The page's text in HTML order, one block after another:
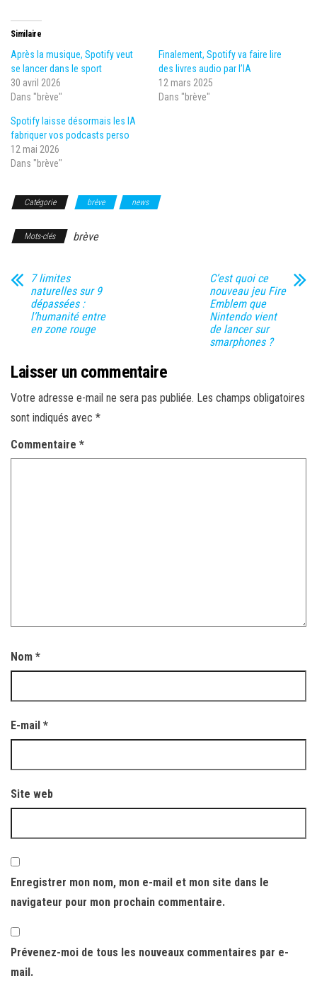
Similaire
Après la musique, Spotify veut
se lancer dans le sport
30 avril 2026
Dans "brève"
Finalement, Spotify va faire lire
des livres audio par l’IA
12 mars 2025
Dans "brève"
Spotify laisse désormais les IA
fabriquer vos podcasts perso
12 mai 2026
Dans "brève"
Catégorie brève news
Mots-clés brève
7 limites
naturelles sur 9
dépassées :
l’humanité entre
en zone rouge
C’est quoi ce
nouveau jeu Fire
Emblem que
Nintendo vient
de lancer sur
smarphones ?
Laisser un commentaire
Votre adresse e-mail ne sera pas publiée. Les champs obligatoires
sont indiqués avec *
Commentaire *
Nom *
E-mail *
Site web
Enregistrer mon nom, mon e-mail et mon site dans le
navigateur pour mon prochain commentaire.
Prévenez-moi de tous les nouveaux commentaires par e-
mail.